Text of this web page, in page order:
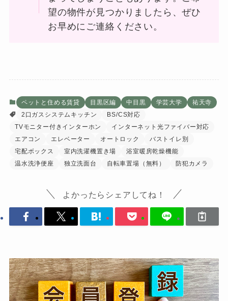
望の物件が見つかりましたら、ぜひ
お早めにご連絡ください。
ペットと住める賃貸 目黒区編 中目黒 学芸大学
祐天寺
2口ガスシステムキッチン
BS/CS対応
TVモニター付きインターホン
インターネット光ファイバー対応
エアコン
エレベーター オートロック
バストイレ別
宅配ボックス
室内洗濯機置き場
浴室暖房乾燥機能
温水洗浄便座
独立洗面台 自転車置場（無料） 防犯カメラ
よかったらシェアしてね！